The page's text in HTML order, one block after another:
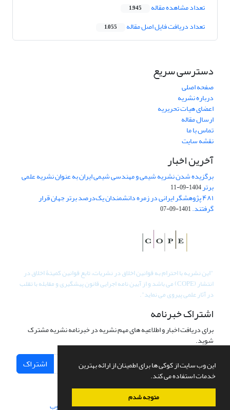
این وب سایت از کوکی ها برای اطمینان از ارائه بهترین
خدمات استفاده می کند.
متوجه شدم
تعداد مشاهده مقاله 1,945
تعداد دریافت فایل اصل مقاله 1,055
دسترسی سریع
صفحه اصلی
درباره نشریه
اعضای هیات تحریریه
ارسال مقاله
تماس با ما
نقشه سایت
آخرین اخبار
برگزیده شدن نشریه شیمی و مهندسی شیمی ایران به عنوان نشریه علمی
برتر1404-09-11
۴۸۱ پژوهشگر ایرانی در زمره دانشمندان یک‌درصد برتر جهان قرار
گرفتند.1401-09-07
"این نشریه با احترام به قوانین اخلاق در نشریات، تابع قوانین کمیتۀ اخلاق در
انتشار (COPE) می باشد و از آیین نامه اجرایی قانون پیشگیری و مقابله با تقلب
در آثار علمی پیروی می نماید".
اشتراک خبرنامه
برای دریافت اخبار و اطلاعیه های مهم نشریه در خبرنامه نشریه مشترک
شوید.
اشتراک
سامانه مدیریت نشریات علمی.طراحی و پیاده سازی از سیناوب